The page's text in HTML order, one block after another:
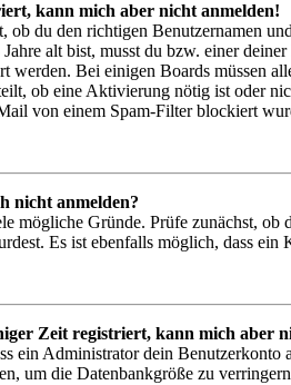
kann mich aber nicht anmelden!
ob du den richtigen Benutzernamen
Jahre alt bist, musst du bzw. einer
werden. Bei einigen Boards müssen
ob eine Aktivierung nötig ist oder
von einem Spam-Filter blockiert
nicht anmelden?
mögliche Gründe. Prüfe zunächst, ob
Es ist ebenfalls möglich, dass
Zeit registriert, kann mich aber
ein Administrator dein
um die Datenbankgröße zu